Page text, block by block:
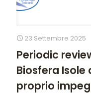
23 Settembre 2025
Periodic
Biosfera Isole
proprio